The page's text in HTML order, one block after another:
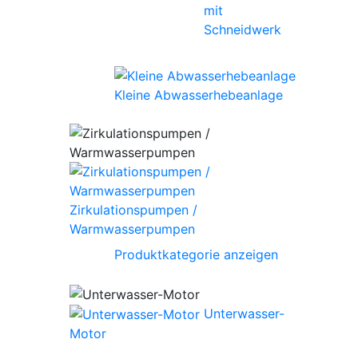
mit
Schneidwerk
Kleine Abwasserhebeanlage
Zirkulationspumpen /
Warmwasserpumpen
Produktkategorie anzeigen
Unterwasser-
Motor